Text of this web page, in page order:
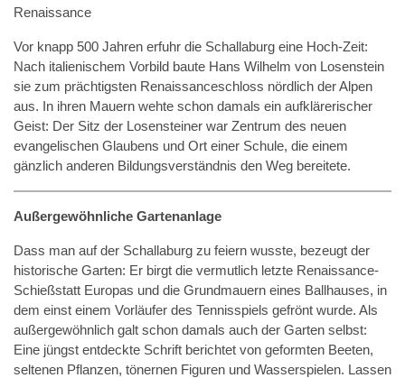
Renaissance
Vor knapp 500 Jahren erfuhr die Schallaburg eine Hoch-Zeit:
Nach italienischem Vorbild baute Hans Wilhelm von Losenstein
sie zum prächtigsten Renaissanceschloss nördlich der Alpen
aus. In ihren Mauern wehte schon damals ein aufklärerischer
Geist: Der Sitz der Losensteiner war Zentrum des neuen
evangelischen Glaubens und Ort einer Schule, die einem
gänzlich anderen Bildungsverständnis den Weg bereitete.
Außergewöhnliche Gartenanlage
Dass man auf der Schallaburg zu feiern wusste, bezeugt der
historische Garten: Er birgt die vermutlich letzte Renaissance-
Schießstatt Europas und die Grundmauern eines Ballhauses, in
dem einst einem Vorläufer des Tennisspiels gefrönt wurde. Als
außergewöhnlich galt schon damals auch der Garten selbst:
Eine jüngst entdeckte Schrift berichtet von geformten Beeten,
seltenen Pflanzen, tönernen Figuren und Wasserspielen. Lassen